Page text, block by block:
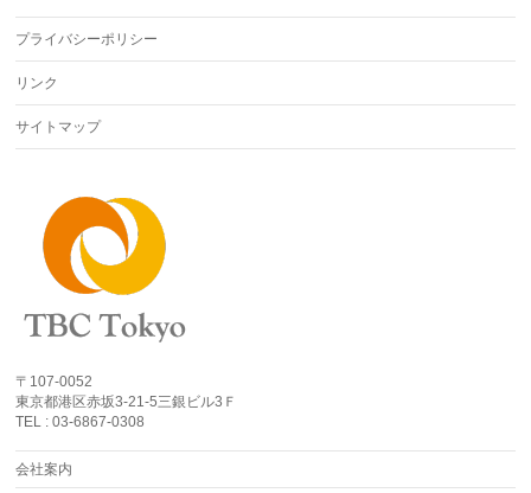
プライバシーポリシー
リンク
サイトマップ
〒107-0052
東京都港区赤坂3-21-5三銀ビル3Ｆ
TEL : 03-6867-0308
会社案内